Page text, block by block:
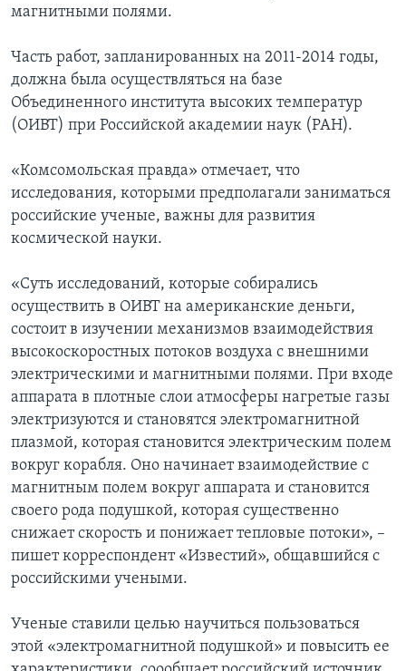
магнитными полями.
Часть работ, запланированных на 2011-2014 годы,
должна была осуществляться на базе
Объединенного института высоких температур
(ОИВТ) при Российской академии наук (РАН).
«Комсомольская правда» отмечает, что
исследования, которыми предполагали заниматься
российские ученые, важны для развития
космической науки.
«Суть исследований, которые собирались
осуществить в ОИВТ на американские деньги,
состоит в изучении механизмов взаимодействия
высокоскоростных потоков воздуха с внешними
электрическими и магнитными полями. При входе
аппарата в плотные слои атмосферы нагретые газы
электризуются и становятся электромагнитной
плазмой, которая становится электрическим полем
вокруг корабля. Оно начинает взаимодействие с
магнитным полем вокруг аппарата и становится
своего рода подушкой, которая существенно
снижает скорость и понижает тепловые потоки», –
пишет корреспондент «Известий», общавшийся с
российскими учеными.
Ученые ставили целью научиться пользоваться
этой «электромагнитной подушкой» и повысить ее